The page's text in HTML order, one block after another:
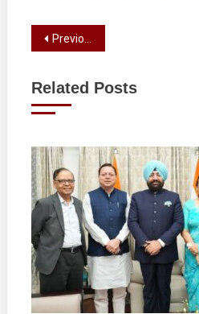
Post
Previous Post
Related Posts